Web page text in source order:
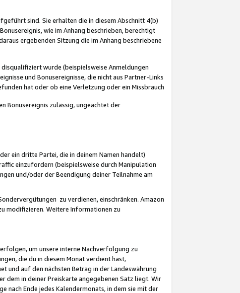
sind. Sie erhalten die in diesem Abschnitt 4(b)
wie im Anhang beschrieben, berechtigt
ergebenden Sitzung die im Anhang beschriebene
wurde (beispielsweise Anmeldungen
und Bonusereignisse, die nicht aus Partner-Links
hat oder ob eine Verletzung oder ein Missbrauch
Bonusereignis zulässig, ungeachtet der
ein dritte Partei, die in deinem Namen handelt)
einzufordern (beispielsweise durch Manipulation
und/oder der Beendigung deiner Teilnahme am
zu verdienen, einschränken. Amazon
modifizieren. Weitere Informationen zu
um unsere interne Nachverfolgung zu
die du in diesem Monat verdient hast,
und auf den nächsten Betrag in der Landeswährung
dem in deiner Preiskarte angegebenen Satz liegt. Wir
nach Ende jedes Kalendermonats, in dem sie mit der